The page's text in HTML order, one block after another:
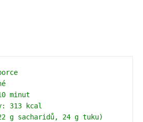
minut
313 kcal
g sacharidů, 24 g tuku)